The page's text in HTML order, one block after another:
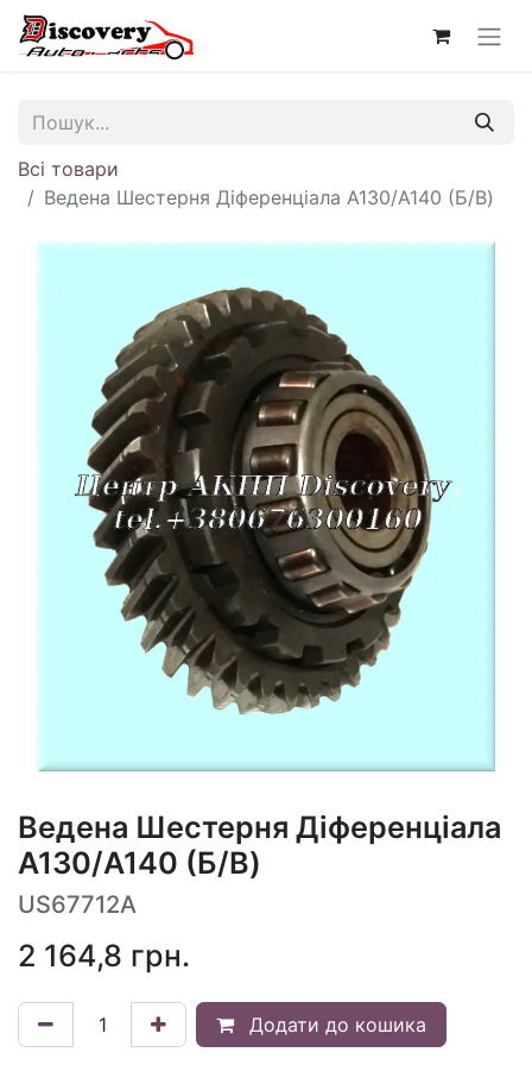
Всі товари
Ведена Шестерня Діференціала A130/A140 (Б/В)
Ведена Шестерня Діференціала
A130/A140 (Б/В)
US67712A
2 164,8 грн.
Додати до кошика